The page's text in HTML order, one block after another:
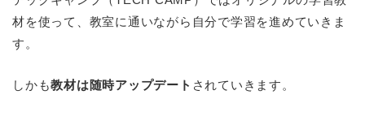
材を使って、教室に通いながら自分で学習を進めていきま
す。
しかも教材は随時アップデート されていきます。